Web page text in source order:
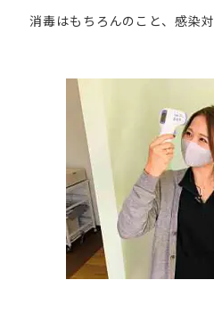
消毒はもちろんのこと、感染